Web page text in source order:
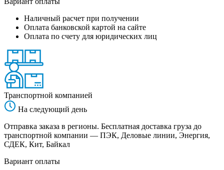
Наличный расчет при получении
Оплата банковской картой на сайте
Оплата по счету для юридических лиц
Транспортной компанией
На следующий день
Отправка заказа в регионы. Бесплатная доставка груза до
транспортной компании — ПЭК, Деловые линии, Энергия,
СДЕК, Кит, Байкал
Вариант оплаты